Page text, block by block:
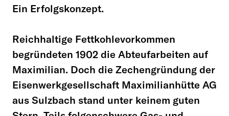
Ein Erfolgskonzept.
Reichhaltige Fettkohlevorkommen
begründeten 1902 die Abteufarbeiten auf
Maximilian. Doch die Zechengründung der
Eisenwerkgesellschaft Maximilianhütte AG
aus Sulzbach stand unter keinem guten